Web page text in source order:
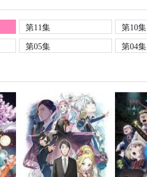
第11集 第10集
第05集 第04集